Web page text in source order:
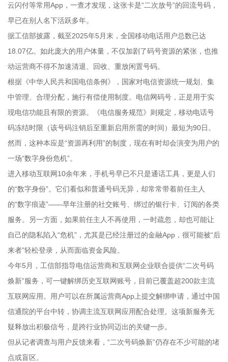
云闪付等常用App，一查才发现，这张卡是“二次放号”的回流号码，
早已在别人名下活跃多年。
据工信部披露，截至2025年5月末，全国移动电话用户总数已达
18.07亿。如此庞大的用户体量，不仅加剧了码号资源的紧张，也推
动运营商不得不加速清退、回收、重放闲置号码。
根据《中华人民共和国电信条例》，国家对电信资源统一规划、集
中管理、合理分配，施行有偿使用制度。电信网码号，正是用于实
现电信功能且有限的资源。《电信服务规范》则规定，移动电话号
码冻结时限（该号码注销后至重新启用所需的时间）最短为90日。
然而，这种本应是“资源再利用”的制度，现在有时却会演变为用户的
一场“数字身份危机”。
进入移动互联网10余年来，手机号早已不只是通话工具，更是人们
的“数字身份”。它们看似和普通号码无异，却常常带着前任主人
的“数字痕迹”——早年注册的社交账号、绑过的银行卡、订阅的各类
服务。另一方面，如果前任主人不再使用，一时疏忽，却也可能让
自己的隐私陷入“危机”，尤其是已经注册过的金融App，很可能被“后
来者”轻松登录，从而面临资金风险。
今年5月，工信部指导电信运营商和互联网企业联合提供“二次号码
焕新”服务，可一键解绑历史互联网账号，目前已覆盖超200款主流
互联网应用。用户可以在所属运营商App上提交解绑申请，通过中国
信通院的平台中转，协调主流互联网应用配合处理。这项新服务无
疑释放出积极信号，是跨行业协同迈出的关键一步。
但从记者调查与用户反馈来看，“二次号码焕新”仍存在不少可能的堵
点或盲区。